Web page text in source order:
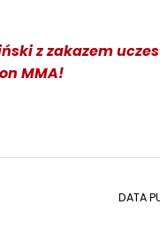
z zakazem
MMA!
DATA